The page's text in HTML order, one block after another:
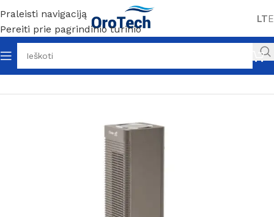
Praleisti navigaciją
Pereiti prie pagrindinio turinio
LT
Pradžia Be kategorijos